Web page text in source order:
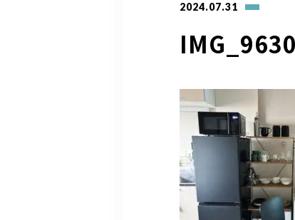
2024.07.31
IMG_9630